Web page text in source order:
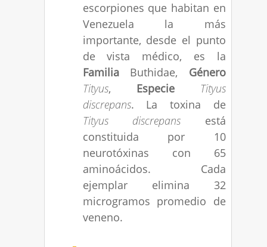
escorpiones que habitan en
Venezuela la más
importante, desde el punto
de vista médico, es la
FamiliaButhidae, Género
Tityus, Especie
Tityus
discrepans. La toxina de
Tityus discrepans está
constituida por 10
neurotóxinas con 65
aminoácidos. Cada
ejemplar elimina 32
microgramos promedio de
veneno.